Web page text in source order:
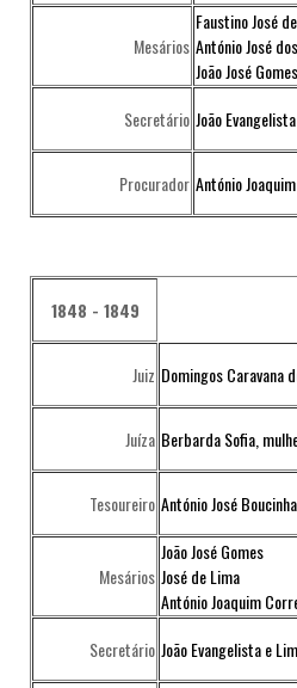
Mesários
Faustino José
António José
João José Gomes
Secretário João
Procurador António
1848 - 1849
Juiz Domingos Caravana
Juíza Berbarda Sofia,
Tesoureiro António José Boucinha
Mesários
João José Gomes
José de Lima
António Joaquim
Secretário João Evangelista e